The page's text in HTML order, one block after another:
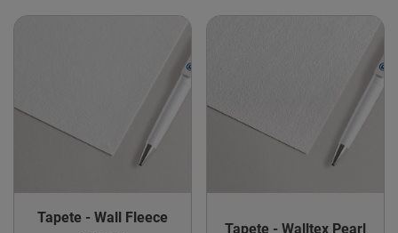
Tapete - Wall Fleece
Tapete - Walltex Pearl